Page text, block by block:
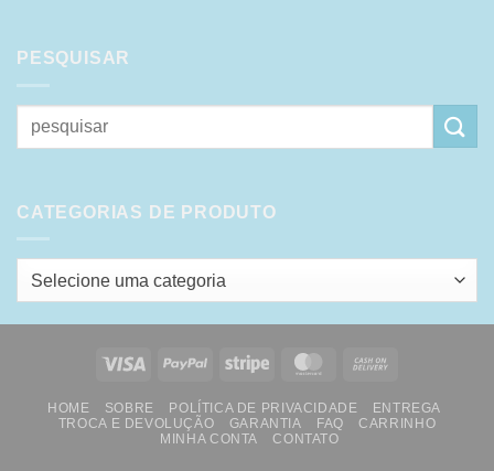
PESQUISAR
Pesquisar
por:
CATEGORIAS DE PRODUTO
Selecione uma categoria
Visa PayPal Stripe MasterCard
Delivery
HOME SOBRE POLÍTICA DE PRIVACIDADE
ENTREGA
TROCA E DEVOLUÇÃO
GARANTIA FAQ
CARRINHO
MINHA CONTA
CONTATO